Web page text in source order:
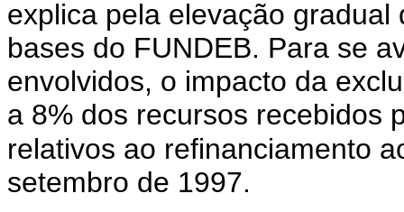
explica pela elevação
bases do FUNDEB. Para se
envolvidos, o impacto da
a 8% dos recursos recebidos
relativos ao refinanciamento
setembro de 1997.